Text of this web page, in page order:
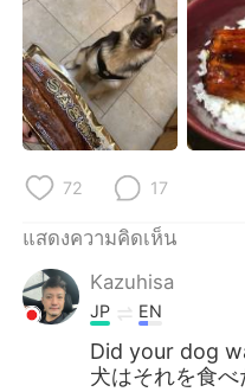
العربية
Deutsch 日
한국어
Indonesia
Türkçe
Português
72 17
แสดงความคิดเห็น
Kazuhisa
JP EN
Did your dog
犬はそれを食べ